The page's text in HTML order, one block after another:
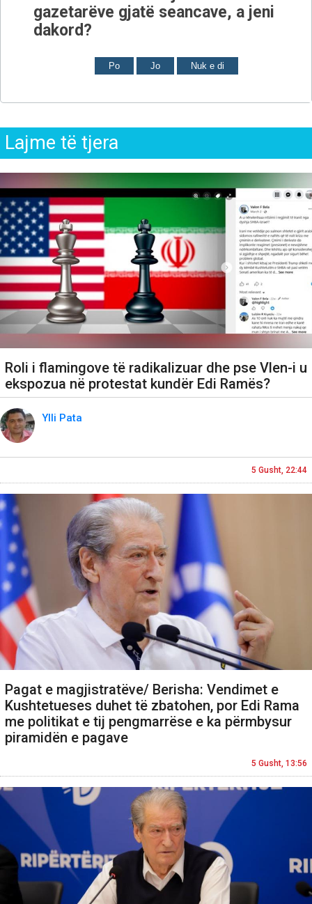
gazetarëve gjatë seancave, a jeni
dakord?
Po Jo Nuk e di
Lajme të tjera
Roli i flamingove të radikalizuar dhe pse Vlen-i u
ekspozua në protestat kundër Edi Ramës?
Ylli Pata
5 Gusht, 22:44
Pagat e magjistratëve/ Berisha: Vendimet e
Kushtetueses duhet të zbatohen, por Edi Rama
me politikat e tij pengmarrëse e ka përmbysur
piramidën e pagave
5 Gusht, 13:56